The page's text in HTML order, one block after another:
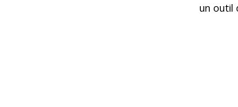
un outil